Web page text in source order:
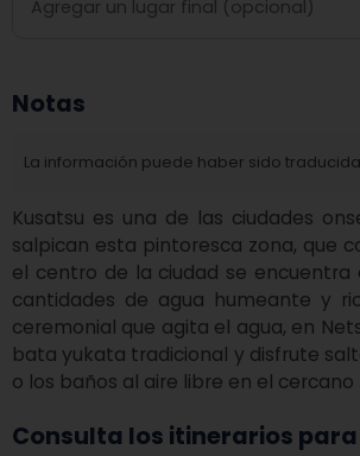
Notas
La información puede haber sido
Kusatsu es una de las ciudades
salpican esta pintoresca zona, que
el centro de la ciudad se encuentra
cantidades de agua humeante y
ceremonial que agita el agua, en
bata yukata tradicional y disfrute
o los baños al aire libre en el
Consulta los itinerarios